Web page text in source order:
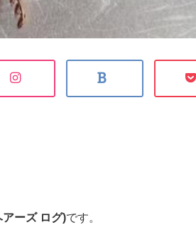
アーズ ログ)です。